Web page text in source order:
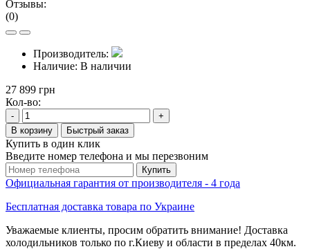
Отзывы:
(0)
Производитель:
Наличие: В наличии
27 899 грн
Кол-во:
-
+
В корзину
Быстрый заказ
Купить в один клик
Введите номер телефона и мы перезвоним
Купить
Официальная гарантия от производителя - 4 года
Бесплатная доставка товара по Украине
Уважаемые клиенты, просим обратить внимание! Доставка
холодильников только по г.Киеву и области в пределах 40км.